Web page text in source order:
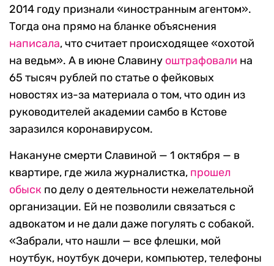
2014 году признали «иностранным агентом».
Тогда она прямо на бланке объяснения
написала, что считает происходящее «охотой
на ведьм». А в июне Славину оштрафовали на
65 тысяч рублей по статье о фейковых
новостях из-за материала о том, что один из
руководителей академии самбо в Кстове
заразился коронавирусом.
Накануне смерти Славиной — 1 октября — в
квартире, где жила журналистка, прошел
обыск по делу о деятельности нежелательной
организации. Ей не позволили связаться с
адвокатом и не дали даже погулять с собакой.
«Забрали, что нашли — все флешки, мой
ноутбук, ноутбук дочери, компьютер, телефоны